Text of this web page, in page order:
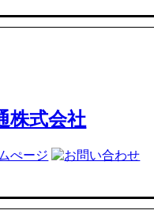
株式会社